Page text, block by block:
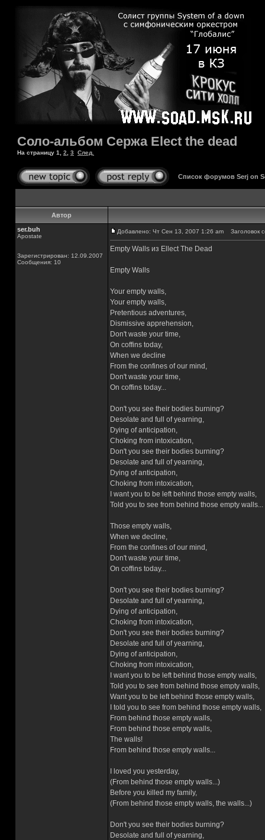
Соло-альбом Сержа Elect the dead
На страницу 1 2 3 След.
Список форумов Serj on
Автор
ser.buh
Apostate
Зарегистрирован: 12.09.2007
Сообщения: 10
Добавлено: Чт Сен 13, 2007 1:26 am Заголовок
Empty Walls из Ellect The Dead
Empty Walls
Your empty walls,
Your empty walls,
Pretentious adventures,
Dismissive apprehension,
Don't waste your time,
On coffins today,
When we decline
From the confines of our mind,
Don't waste your time,
On coffins today...
Don't you see their bodies burning?
Desolate and full of yearning,
Dying of anticipation,
Choking from intoxication,
Don't you see their bodies burning?
Desolate and full of yearning,
Dying of anticipation,
Choking from intoxication,
I want you to be left behind those empty walls,
Told you to see from behind those empty walls...
Those empty walls,
When we decline,
From the confines of our mind,
Don't waste your time,
On coffins today...
Don't you see their bodies burning?
Desolate and full of yearning,
Dying of anticipation,
Choking from intoxication,
Don't you see their bodies burning?
Desolate and full of yearning,
Dying of anticipation,
Choking from intoxication,
I want you to be left behind those empty walls,
Told you to see from behind those empty walls,
Want you to be left behind those empty walls,
I told you to see from behind those empty walls,
From behind those empty walls,
From behind those empty walls,
The walls!
From behind those empty walls...
I loved you yesterday,
(From behind those empty walls...)
Before you killed my family,
(From behind those empty walls, the walls...)
Don't you see their bodies burning?
Desolate and full of yearning,